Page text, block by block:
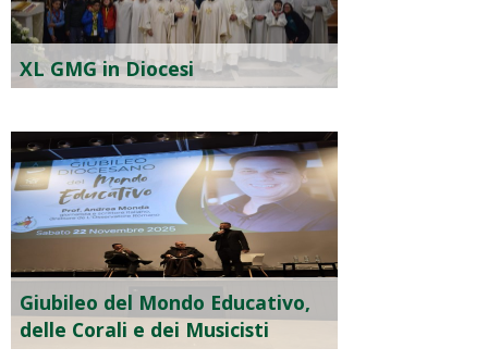
XL GMG in Diocesi
Giubileo del Mondo Educativo,
delle Corali e dei Musicisti